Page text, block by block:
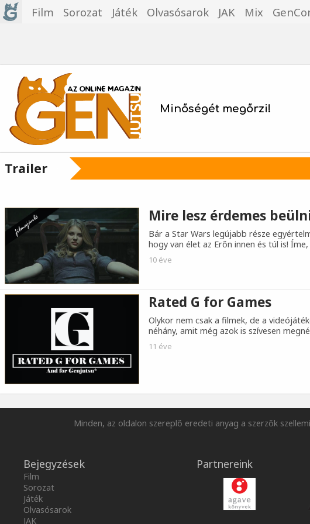
Film Sorozat Játék Olvasósarok JAK Mix
Minőségét megőrzi!
Trailer
Mire lesz érdemes
Bár a Star Wars legújabb része
hogy van élet az Erőn innen és túl is!
10 éve
Rated G for Games
Olykor nem csak a filmek, de a
néhány, amit még azok is szívesen
11 éve
Minden, az oldalon szereplő eredeti anyag a szerzők
Bejegyzések
Film
Sorozat
Játék
Olvasósarok
JAK
Partnereink